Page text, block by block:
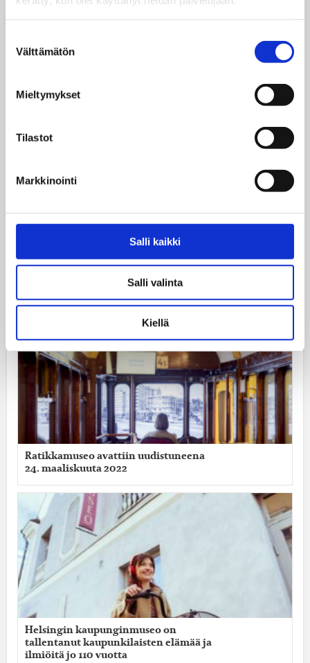
valinta
Välttämätön
Mieltymykset
Tilastot
Markkinointi
Salli kaikki
Salli valinta
Kiellä
Ratikkamuseo on auki joka päivä –
Ratikkamuseo avattiin uudistuneena
24. maaliskuuta 2022
Helsingin kaupunginmuseo on
tallentanut kaupunkilaisten elämää ja
ilmiöitä jo 110 vuotta